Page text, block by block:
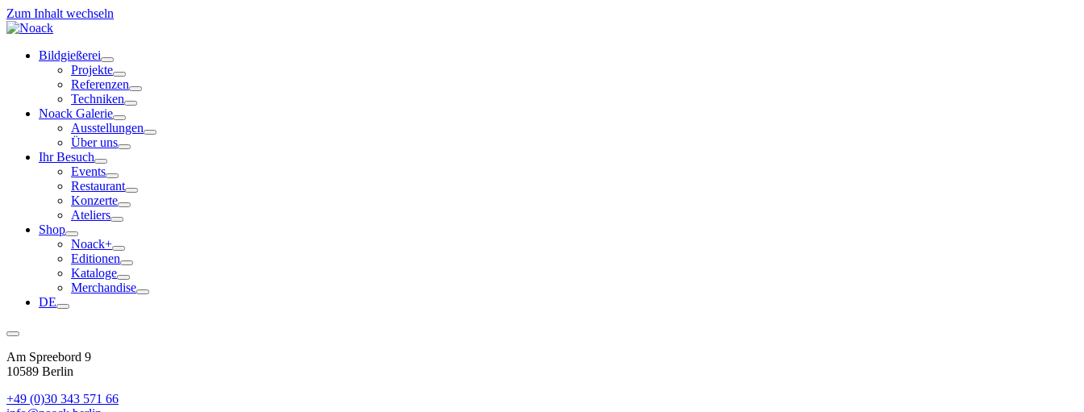
Zum Inhalt wechseln
Bildgießerei
Projekte
Referenzen
Techniken
Noack Galerie
Ausstellungen
Über uns
Ihr Besuch
Events
Restaurant
Konzerte
Ateliers
Shop
Noack+
Editionen
Kataloge
Merchandise
DE
Am Spreebord 9
10589 Berlin
+49 (0)30 343 571 66